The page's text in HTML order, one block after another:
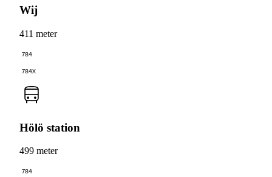
Wij
411 meter
784
784X
Hölö station
499 meter
784